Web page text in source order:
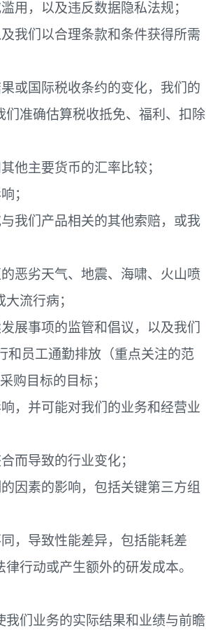
用，以及违反数据隐私法规；
我们以合理条款和条件获得所需
或国际税收条约的变化，我们的
准确估算税收抵免、福利、扣除
他主要货币的汇率比较；
；
我们产品相关的其他索赔，或我
恶劣天气、地震、海啸、火山喷
流行病；
展事项的监管和倡议，以及我们
和员工通勤排放（重点关注的范
购目标的目标；
，并可能对我们的业务和经营业
而导致的行业变化；
因素的影响，包括关键第三方组
，导致性能差异，包括能耗差
行动或产生额外的研发成本。
们业务的实际结果和业绩与前瞻